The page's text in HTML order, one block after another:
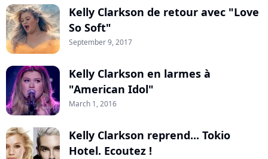
Kelly Clarkson de retour avec "Love
So Soft"
September 9, 2017
Kelly Clarkson en larmes à
"American Idol"
March 1, 2016
Kelly Clarkson reprend... Tokio
Hotel. Ecoutez !